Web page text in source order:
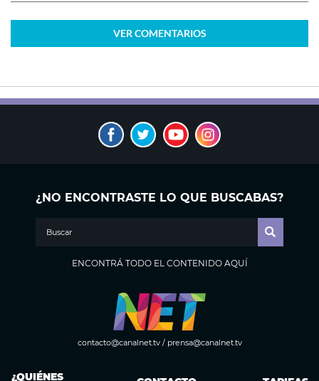
VER COMENTARIOS
¿NO ENCONTRASTE LO QUE BUSCABAS?
ENCONTRÁ TODO EL CONTENIDO AQUÍ
contacto@canalnet.tv/ prensa@canalnet.tv
¿QUIÉNES